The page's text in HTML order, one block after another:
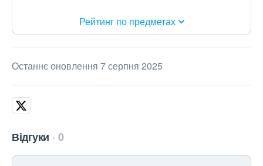
Рейтинг по предметах
Останнє оновлення 7 серпня 2025
Відгуки 0